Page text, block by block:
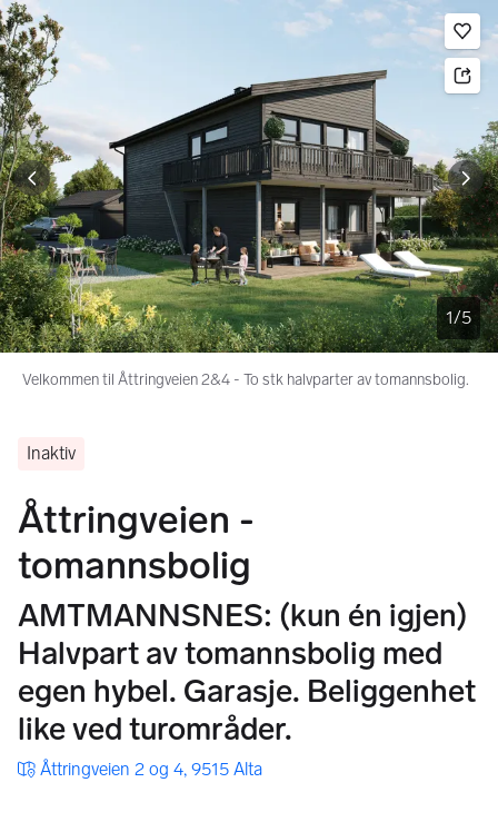
Gå til annonsen
Bildegalleri
1/5
Velkommen til Åttringveien 2&4 - To stk halvparter av tomannsbolig.
Inaktiv
Åttringveien -
tomannsbolig
AMTMANNSNES: (kun én igjen)
Halvpart av tomannsbolig med
egen hybel. Garasje. Beliggenhet
like ved turområder.
Åttringveien 2 og 4, 9515 Alta